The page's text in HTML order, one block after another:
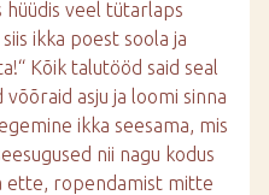
veel tütarlaps
ikka poest soola ja
Kõik talutööd said seal
asju ja loomi sinna
ikka seesama, mis
nii nagu kodus
ette, ropendamist mitte